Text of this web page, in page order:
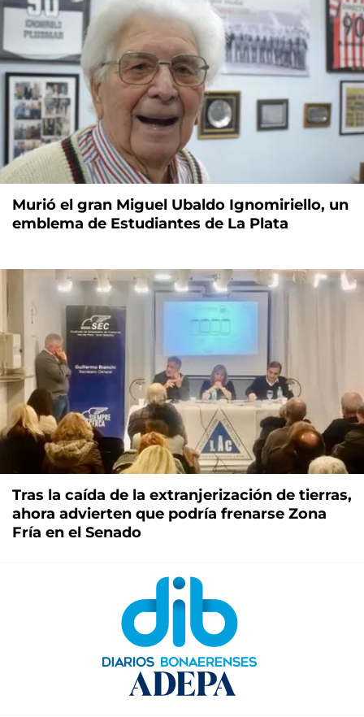
Murió el gran Miguel Ubaldo Ignomiriello, un
emblema de Estudiantes de La Plata
Tras la caída de la extranjerización de tierras,
ahora advierten que podría frenarse Zona
Fría en el Senado